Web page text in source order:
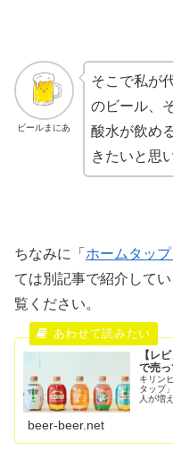
ビールまにあ
そこで私が
のビール、
酸水が飲め
きたいと思
ちなみに「 ホームタッ
ては別記事で紹介して
覧ください。
【レ
で売
キリン
タップ
人が増
beer-beer.net